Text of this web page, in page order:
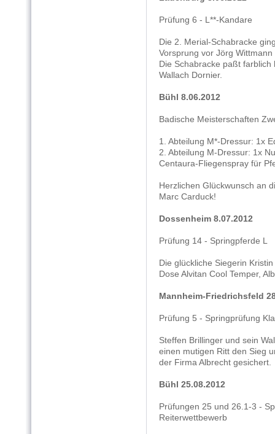
Prüfung 6 - L**-Kandare
Die 2. Merial-Schabracke
Vorsprung vor Jörg
Die Schabracke paßt
Wallach Dornier.
Bühl 8.06.2012
Badische Meisterschaften
1. Abteilung M*-Dressur: 1x
2. Abteilung M-Dressur: 1x
Centaura-Fliegenspray für
Herzlichen Glückwunsch an
Marc Carduck!
Dossenheim 8.07.2012
Prüfung 14 - Springpferde L
Die glückliche Siegerin
Dose Alvitan Cool Temper,
Mannheim-Friedrichsfeld
Prüfung 5 - Springprüfung
Steffen Brillinger und sein
einen mutigen Ritt den Sieg
der Firma Albrecht gesichert.
Bühl 25.08.2012
Prüfungen 25 und 26.1-3 -
Reiterwettbewerb